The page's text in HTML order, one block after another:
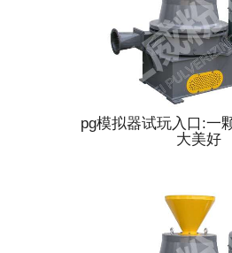
pg模拟器试玩入口:一
大美好